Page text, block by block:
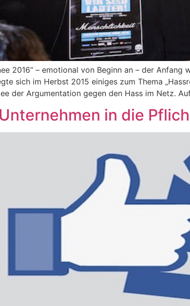
2016“ – emotional von Beginn an – der
sich im Herbst 2015 einiges zum Thema
der Argumentation gegen den Hass im Netz.
in die